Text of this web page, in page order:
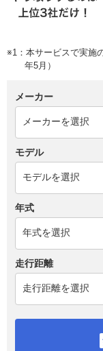
※1：本サービスで実施
年5月）
メーカー
モデル
年式
走行距離